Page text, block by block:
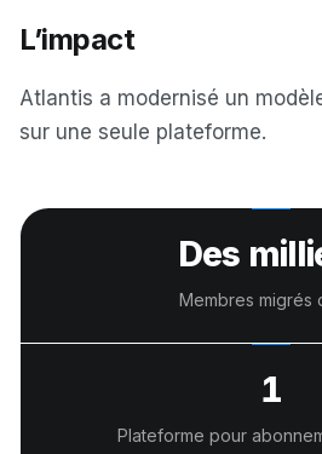
L’impact
Atlantis a modernisé un
sur une seule plateforme.
Des
Membres migrés
1
Plateforme pour